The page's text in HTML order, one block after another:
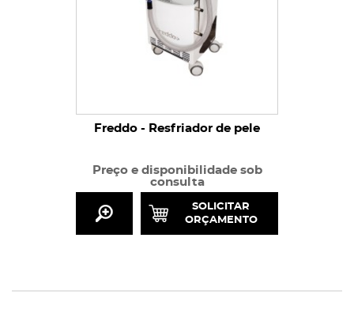
Freddo - Resfriador de pele
Preço e disponibilidade sob
consulta
SOLICITAR
ORÇAMENTO